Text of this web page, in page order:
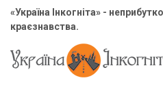
«Україна Інкогніта» -
краєзнавства.